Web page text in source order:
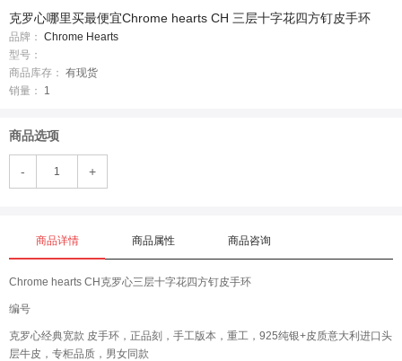
克罗心哪里买最便宜Chrome hearts CH 三层十字花四方钉皮手环
品牌： Chrome Hearts
型号：
商品库存： 有现货
销量：
1
商品选项
- +
商品详情 商品属性 商品咨询
Chrome hearts CH克罗心三层十字花四方钉皮手环
编号
克罗心经典宽款 皮手环，正品刻，手工版本，重工，925纯银+皮质意大利进口头
层牛皮，专柜品质，男女同款